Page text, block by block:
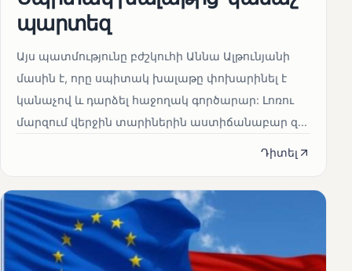
պարտեզ
Այս պատմությունը բժշկուհի Աննա Ալթունյանի
մասին է, որը սպիտակ խալաթը փոխարինել է
կանաչով և դարձել հաջողակ գործարար: Լոռու
մարզում վերջին տարիներին աստիճանաբար զ...
Դիտել